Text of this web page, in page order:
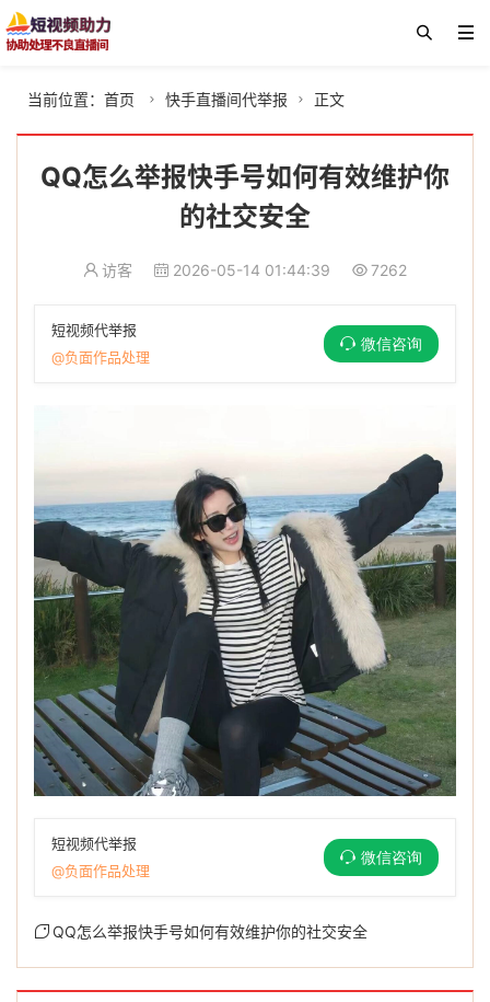
当前位置： 首页  快手直播间代举报  正文
QQ怎么举报快手号如何有效维护你
的社交安全
访客 2026-05-14 01:44:39 7262
短视频代举报
@负面作品处理
微信咨询
短视频代举报
@负面作品处理
微信咨询
QQ怎么举报快手号如何有效维护你的社交安全